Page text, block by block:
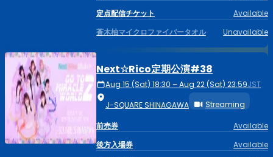
定点配信チケット
Available
蒼木柚マイクロファイバータオル
Unavailable
Next☆Rico定期公演#38
Aug 15 (Sat) 18:30 – Aug 22 (Sat) 23:59JST
J-SQUARE SHINAGAWA
Streaming
前売券
Available
後方入場券
Available